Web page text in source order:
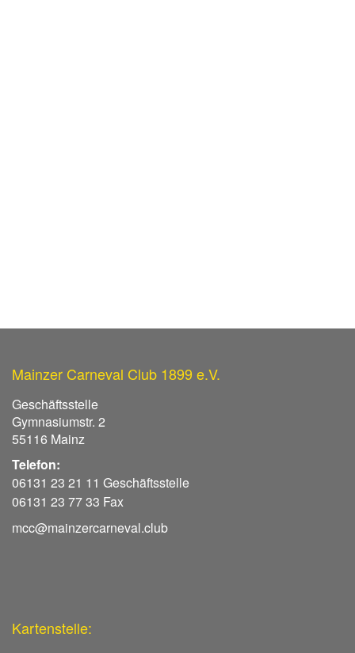
Mainzer Carneval Club 1899 e.V.
Geschäftsstelle
Gymnasiumstr. 2
55116 Mainz
Telefon:
06131 23 21 11 Geschäftsstelle
06131 23 77 33 Fax
mcc@mainzercarneval.club
Kartenstelle: